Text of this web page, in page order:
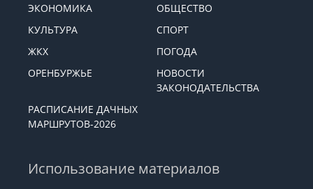
ЭКОНОМИКА
ОБЩЕСТВО
КУЛЬТУРА
СПОРТ
ЖКХ
ПОГОДА
ОРЕНБУРЖЬЕ
НОВОСТИ
ЗАКОНОДАТЕЛЬСТВА
РАСПИСАНИЕ ДАЧНЫХ
МАРШРУТОВ-2026
Использование материалов